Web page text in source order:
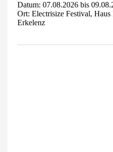
Datum: 07.08.2026 bis
Ort: Electrisize Festival, Haus
Erkelenz